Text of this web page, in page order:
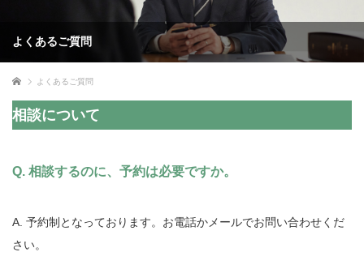
よくあるご質問
ホーム よくあるご質問
相談について
Q. 相談するのに、予約は必要ですか。
A. 予約制となっております。お電話かメールでお問い合わせくだ
さい。